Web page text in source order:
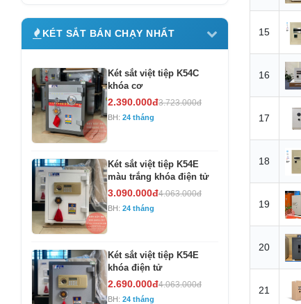
KÉT SẮT BÁN CHẠY NHẤT
Két sắt việt tiệp K54C
khóa cơ
2.390.000đ3.723.000đ
BH: 24 tháng
Két sắt việt tiệp K54E
màu trắng khóa điện tử
3.090.000đ4.063.000đ
BH: 24 tháng
Két sắt việt tiệp K54E
khóa điện tử
2.690.000đ4.063.000đ
BH: 24 tháng
15
16
17
18
19
20
21